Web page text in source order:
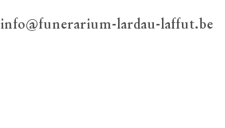
info@funerarium-lardau-laffut.be